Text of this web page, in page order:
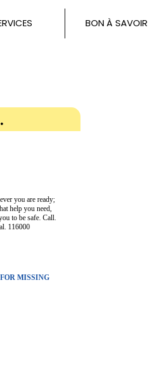
BON À SAVOIR